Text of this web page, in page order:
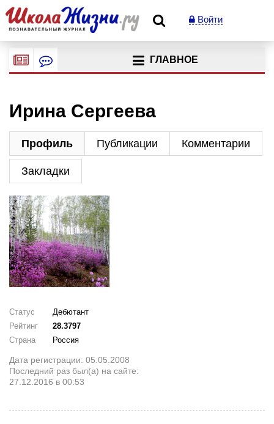
Войти
ГЛАВНОЕ
Ирина Сергеева
Профиль Публикации Комментарии
Закладки
Статус
Дебютант
Рейтинг
28.3797
Страна
Россия
Дата регистрации: 05.05.2008
Последний раз был(а) на сайте:
27.12.2016 в 00:53